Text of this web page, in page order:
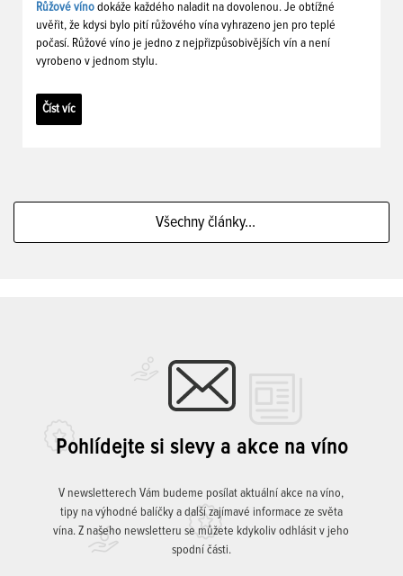
Růžové víno dokáže každého naladit na dovolenou. Je obtížné
uvěřit, že kdysi bylo pití růžového vína vyhrazeno jen pro teplé
počasí. Růžové víno je jedno z nejpřizpůsobivějších vín a není
vyrobeno v jednom stylu.
Číst víc
Všechny články...
Pohlídejte si slevy a akce na víno
V newsletterech Vám budeme posílat aktuální akce na víno,
tipy na výhodné balíčky a další zajímavé informace ze světa
vína. Z našeho newsletteru se můžete kdykoliv odhlásit v jeho
spodní části.